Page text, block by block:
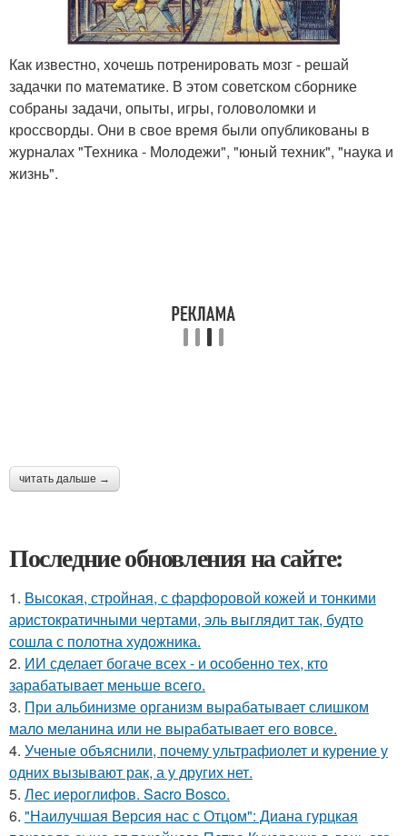
Как известно, хочешь потренировать мозг - решай
задачки по математике. В этом советском сборнике
собраны задачи, опыты, игры, головоломки и
кроссворды. Они в свое время были опубликованы в
журналах "Техника - Молодежи", "юный техник", "наука и
жизнь".
читать дальше →
Последние обновления на сайте:
1. Высокая, стройная, с фарфоровой кожей и тонкими
аристократичными чертами, эль выглядит так, будто
сошла с полотна художника.
2. ИИ сделает богаче всех - и особенно тех, кто
зарабатывает меньше всего.
3. При альбинизме организм вырабатывает слишком
мало меланина или не вырабатывает его вовсе.
4. Ученые объяснили, почему ультрафиолет и курение у
одних вызывают рак, а у других нет.
5. Лес иероглифов. Sacro Bosco.
6. "Наилучшая Версия нас с Отцом": Диана гурцкая